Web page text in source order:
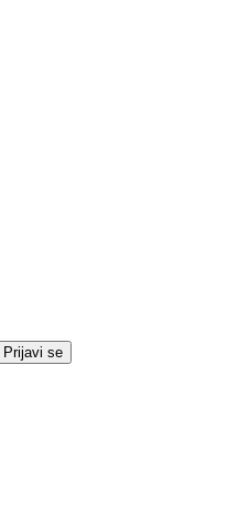
Prijavi se